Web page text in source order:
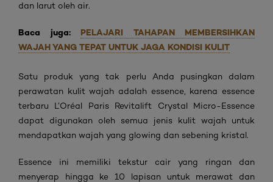
dan larut oleh air.
Baca juga: PELAJARI TAHAPAN MEMBERSIHKAN
WAJAH YANG TEPAT UNTUK JAGA KONDISI KULIT
Satu produk yang tak perlu Anda pusingkan dalam
perawatan kulit wajah adalah essence, karena essence
terbaru L’Oréal Paris Revitalift Crystal Micro-Essence
dapat digunakan oleh semua jenis kulit wajah untuk
mendapatkan wajah yang glowing dan sebening kristal.
Essence ini memiliki tekstur cair yang ringan dan
menyerap hingga ke 10 lapisan untuk merawat dan